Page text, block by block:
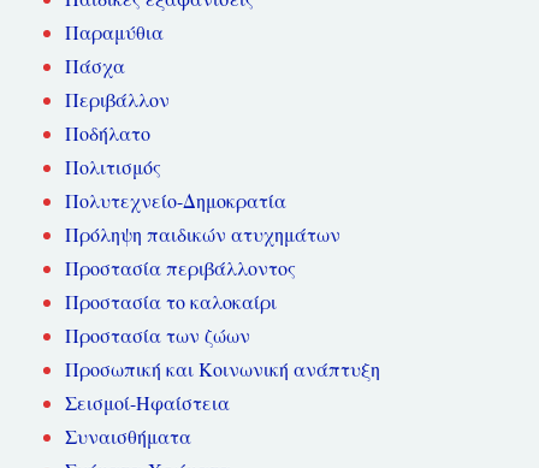
Παραμύθια
Πάσχα
Περιβάλλον
Ποδήλατο
Πολιτισμός
Πολυτεχνείο-Δημοκρατία
Πρόληψη παιδικών ατυχημάτων
Προστασία περιβάλλοντος
Προστασία το καλοκαίρι
Προστασία των ζώων
Προσωπική και Κοινωνική ανάπτυξη
Σεισμοί-Ηφαίστεια
Συναισθήματα